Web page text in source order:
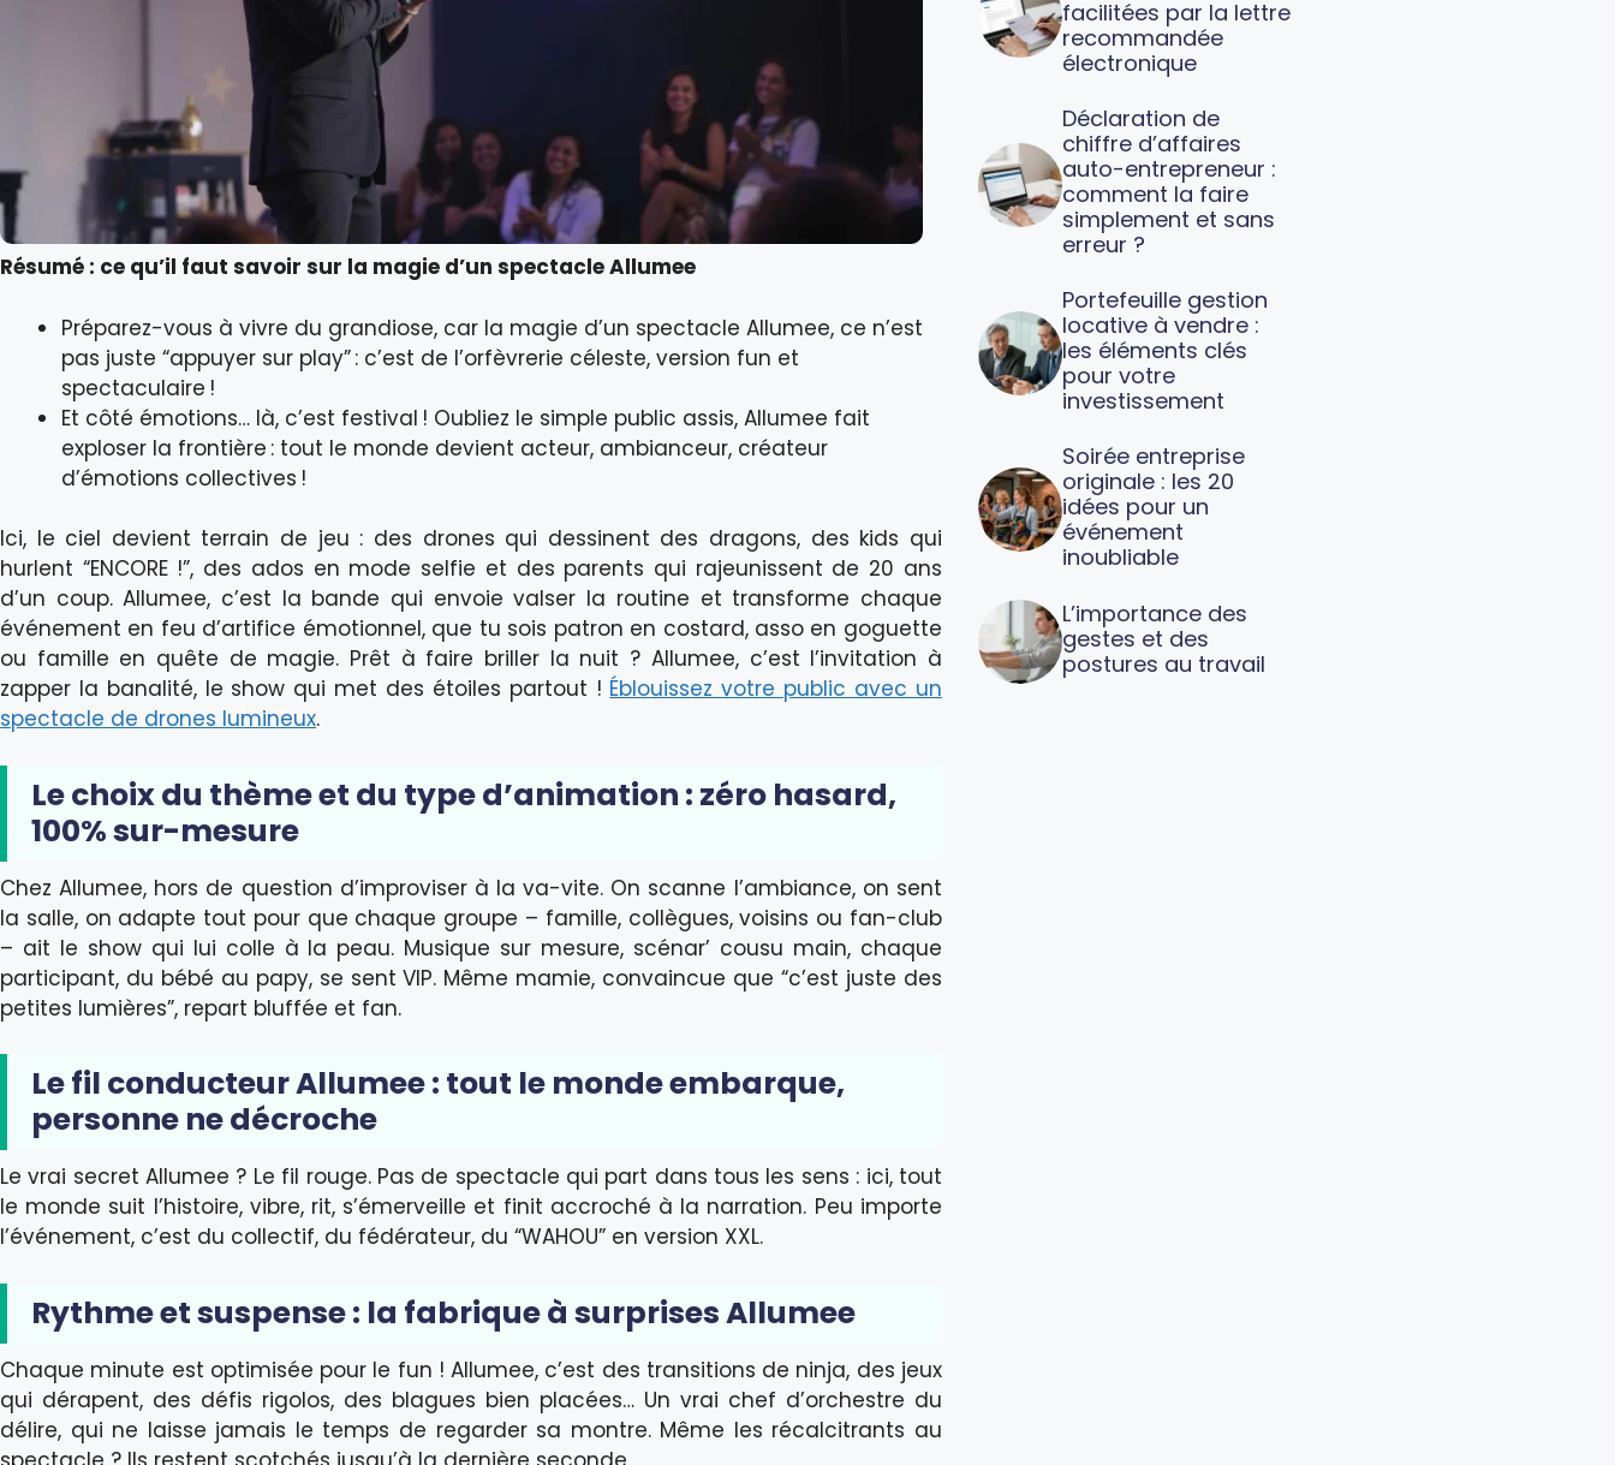
Résumé : ce qu’il faut savoir sur la magie d’un spectacle Allumee
Préparez-vous à vivre du grandiose, car la magie d’un spectacle Allumee, ce n’est
pas juste “appuyer sur play” : c’est de l’orfèvrerie céleste, version fun et
spectaculaire !
Et côté émotions… là, c’est festival ! Oubliez le simple public assis, Allumee fait
exploser la frontière : tout le monde devient acteur, ambianceur, créateur
d’émotions collectives !
Ici, le ciel devient terrain de jeu : des drones qui dessinent des dragons, des kids qui
hurlent “ENCORE !”, des ados en mode selfie et des parents qui rajeunissent de 20 ans
d’un coup. Allumee, c’est la bande qui envoie valser la routine et transforme chaque
événement en feu d’artifice émotionnel, que tu sois patron en costard, asso en goguette
ou famille en quête de magie. Prêt à faire briller la nuit ? Allumee, c’est l’invitation à
zapper la banalité, le show qui met des étoiles partout ! Éblouissez votre public avec un
spectacle de drones lumineux.
Le choix du thème et du type d’animation : zéro hasard,
100% sur-mesure
Chez Allumee, hors de question d’improviser à la va-vite. On scanne l’ambiance, on sent
la salle, on adapte tout pour que chaque groupe – famille, collègues, voisins ou fan-club
– ait le show qui lui colle à la peau. Musique sur mesure, scénar’ cousu main, chaque
participant, du bébé au papy, se sent VIP. Même mamie, convaincue que “c’est juste des
petites lumières”, repart bluffée et fan.
Le fil conducteur Allumee : tout le monde embarque,
personne ne décroche
Le vrai secret Allumee ? Le fil rouge. Pas de spectacle qui part dans tous les sens : ici, tout
le monde suit l’histoire, vibre, rit, s’émerveille et finit accroché à la narration. Peu importe
l’événement, c’est du collectif, du fédérateur, du “WAHOU” en version XXL.
Rythme et suspense : la fabrique à surprises Allumee
Chaque minute est optimisée pour le fun ! Allumee, c’est des transitions de ninja, des jeux
qui dérapent, des défis rigolos, des blagues bien placées… Un vrai chef d’orchestre du
délire, qui ne laisse jamais le temps de regarder sa montre. Même les récalcitrants au
facilitées par la lettre
recommandée
électronique
Déclaration de
chiffre d’affaires
auto-entrepreneur :
comment la faire
simplement et sans
erreur ?
Portefeuille gestion
locative à vendre :
les éléments clés
pour votre
investissement
Soirée entreprise
originale : les 20
idées pour un
événement
inoubliable
L’importance des
gestes et des
postures au travail